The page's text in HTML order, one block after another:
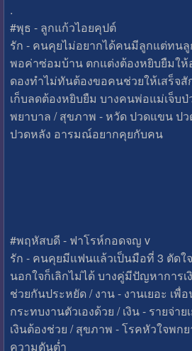
.
#พุธ - ลูกแก้วไอยคุปต์
รัก - คนคุยไม่อยากได้คนมีลูกแต่ทนลู
พอค่าซ่อมบ้าน ตกแต่งต้องหยิบยืมให้
ดองทำไม่ทันต้องขอคนช่วยให้เสร็จสั
เก็บลดต้องหยิบยืม บางคนพ่อแม่เจ็บ
พยาบาล / สุขภาพ - หวัด ปวดแขน ป
ปวดหลัง อารมณ์อยากคุยกับคน
#พฤหัสบดี - ฟาโรห์กอดจญ v
รัก - คนคุยมีแฟนแล้วเป็นมือที่ 3 ตัดใ
นอกใจก็เลิกไม่ได้ บางคู่มีปัญหาการ
ช่วยกันประหยัด / งาน - งานเยอะ เพื่
กระทบงานตัวเองด้วย / เงิน - รายจ่า
เงินต้องช่วย / สุขภาพ - โรคหัวใจพก
ความดันต่ำ